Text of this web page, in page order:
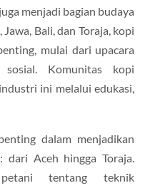
menjadi bagian budaya
Bali, dan Toraja, kopi
mulai dari upacara
Komunitas kopi
ini melalui edukasi,
dalam menjadikan
Aceh hingga Toraja.
tentang teknik